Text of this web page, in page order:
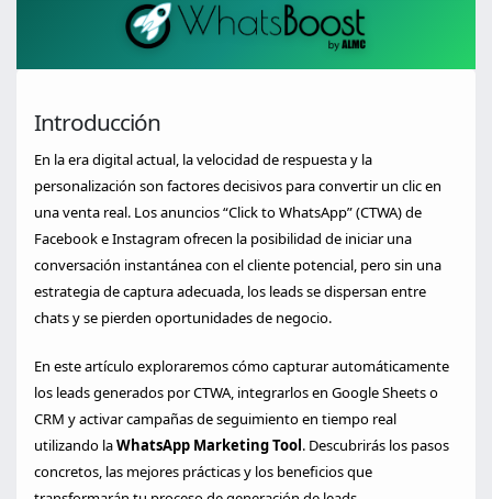
Introducción
En la era digital actual, la velocidad de respuesta y la
personalización son factores decisivos para convertir un clic en
una venta real. Los anuncios “Click to WhatsApp” (CTWA) de
Facebook e Instagram ofrecen la posibilidad de iniciar una
conversación instantánea con el cliente potencial, pero sin una
estrategia de captura adecuada, los leads se dispersan entre
chats y se pierden oportunidades de negocio.
En este artículo exploraremos cómo capturar automáticamente
los leads generados por CTWA, integrarlos en Google Sheets o
CRM y activar campañas de seguimiento en tiempo real
utilizando laWhatsApp Marketing Tool. Descubrirás los pasos
concretos, las mejores prácticas y los beneficios que